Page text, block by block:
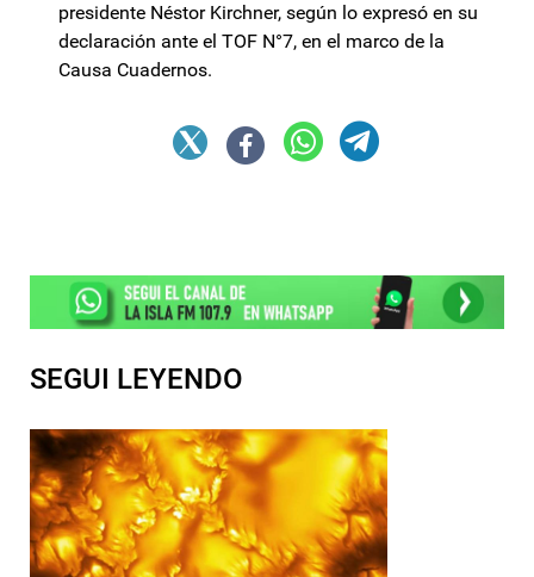
presidente Néstor Kirchner, según lo expresó en su
declaración ante el TOF N°7, en el marco de la
Causa Cuadernos.
SEGUI LEYENDO